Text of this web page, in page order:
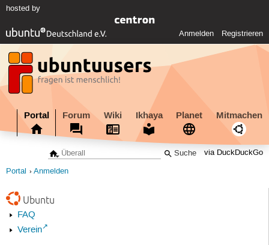
hosted by
Anmelden Registrieren
Portal Forum Wiki Ikhaya Planet Mitmachen
via DuckDuckGo
Portal Anmelden
Ubuntu
FAQ
Verein